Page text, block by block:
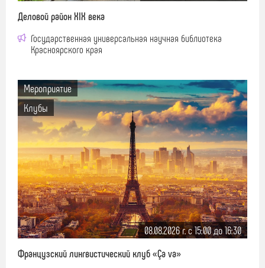
Деловой район XIX века
Государственная универсальная научная библиотека
Красноярского края
Мероприятие
Клубы
08.08.2026 г. c 15:00 до 16:30
Французский лингвистический клуб «Ça va»